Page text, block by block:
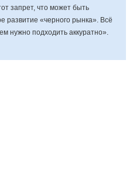
запрет, что может быть
развитие «черного рынка». Всё
нужно подходить аккуратно».